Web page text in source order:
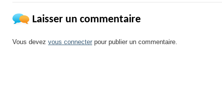
Laisser un commentaire
Vous devez vous connecter pour publier un commentaire.